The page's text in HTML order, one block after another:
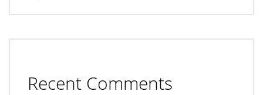
Recent Comments